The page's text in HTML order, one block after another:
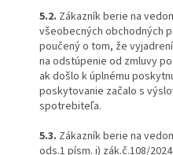
5.2. Zákazník berie na
všeobecných obchodných
poučený o tom, že
na odstúpenie od zmluvy
ak došlo k úplnému
poskytovanie začalo s
spotrebiteľa.
5.3. Zákazník berie na
ods.1 písm. i) zák.č.108/